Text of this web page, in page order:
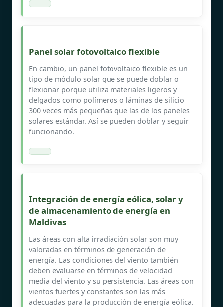
Panel solar fotovoltaico flexible
En cambio, un panel fotovoltaico flexible es un
tipo de módulo solar que se puede doblar o
flexionar porque utiliza materiales ligeros y
delgados como polímeros o láminas de silicio
300 veces más pequeñas que las de los paneles
solares estándar. Así se pueden doblar y seguir
funcionando.
Integración de energía eólica, solar y
de almacenamiento de energía en
Maldivas
Las áreas con alta irradiación solar son muy
valoradas en términos de generación de
energía. Las condiciones del viento también
deben evaluarse en términos de velocidad
media del viento y su persistencia. Las áreas con
vientos fuertes y constantes son las más
adecuadas para la producción de energía eólica.